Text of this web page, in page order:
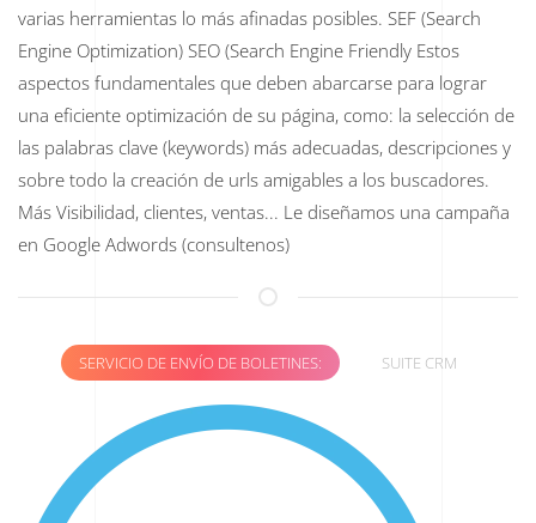
varias herramientas lo más afinadas posibles. SEF (Search
Engine Optimization) SEO (Search Engine Friendly Estos
aspectos fundamentales que deben abarcarse para lograr
una eficiente optimización de su página, como: la selección de
las palabras clave (keywords) más adecuadas, descripciones y
sobre todo la creación de urls amigables a los buscadores.
Más Visibilidad, clientes, ventas... Le diseñamos una campaña
en Google Adwords (consultenos)
SERVICIO DE ENVÍO DE BOLETINES: SUITE CRM